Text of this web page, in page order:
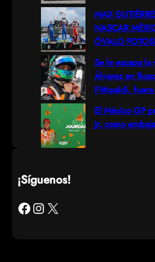
MAX
NASCAR
ÓVALO
Se le escapa la
Álvarez en
Fittipaldi,
El México GP
Jr. como
¡Síguenos!
Facebook Instagram X